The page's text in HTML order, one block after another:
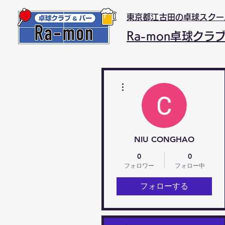
東京都江古田の卓球スク
Ra-mon卓球クラ
NIU CONGHAO
0
フォロワー
0
フォロー中
フォローする